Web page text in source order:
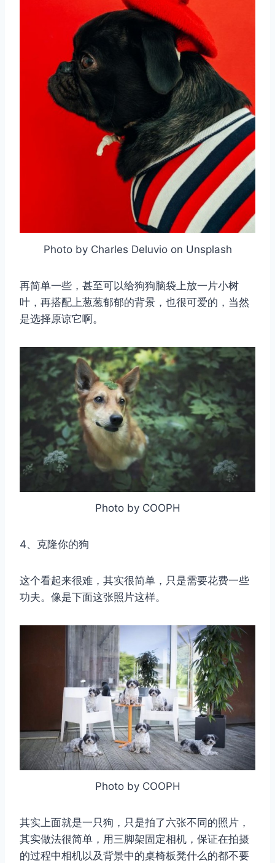
Photo by Charles Deluvio on Unsplash
再简单一些，甚至可以给狗狗脑袋上放一片小树
叶，再搭配上葱葱郁郁的背景，也很可爱的，当然
是选择原谅它啊。
Photo by COOPH
4、克隆你的狗
这个看起来很难，其实很简单，只是需要花费一些
功夫。像是下面这张照片这样。
Photo by COOPH
其实上面就是一只狗，只是拍了六张不同的照片，
其实做法很简单，用三脚架固定相机，保证在拍摄
的过程中相机以及背景中的桌椅板凳什么的都不要
取消 搜索